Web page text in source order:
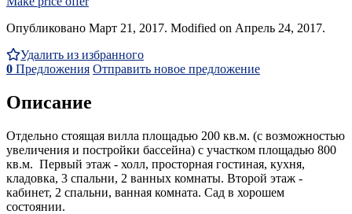
Опубликовано Март 21, 2017. Modified on Апрель 24, 2017.
Удалить из избранного
0 Предложения Отправить новое предложение
Описание
Отдельно стоящая вилла площадью 200 кв.м. (с возможностью
увеличения и постройки бассейна) с участком площадью 800
кв.м. Первый этаж - холл, просторная гостиная, кухня,
кладовка, 3 спальни, 2 ванных комнаты. Второй этаж -
кабинет, 2 спальни, ванная комната. Сад в хорошем
состоянии.